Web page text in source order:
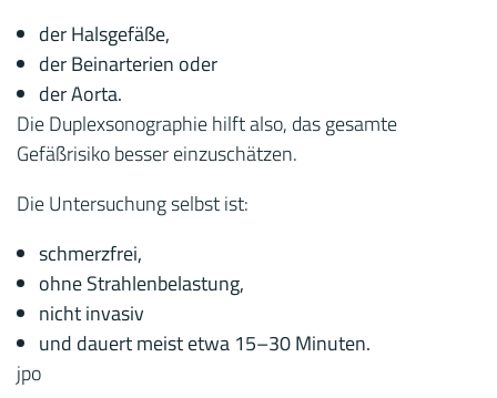
der Halsgefäße,
der Beinarterien oder
der Aorta.
Die Duplexsonographie hilft also, das gesamte
Gefäßrisiko besser einzuschätzen.
Die Untersuchung selbst ist:
schmerzfrei,
ohne Strahlenbelastung,
nicht invasiv
und dauert meist etwa 15–30 Minuten.
jpo